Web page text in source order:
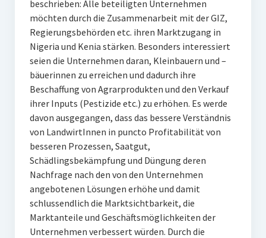
beschrieben: Alle beteiligten Unternehmen
möchten durch die Zusammenarbeit mit der GIZ,
Regierungsbehörden etc. ihren Marktzugang in
Nigeria und Kenia stärken. Besonders interessiert
seien die Unternehmen daran, Kleinbauern und –
bäuerinnen zu erreichen und dadurch ihre
Beschaffung von Agrarprodukten und den Verkauf
ihrer Inputs (Pestizide etc.) zu erhöhen. Es werde
davon ausgegangen, dass das bessere Verständnis
von LandwirtInnen in puncto Profitabilität von
besseren Prozessen, Saatgut,
Schädlingsbekämpfung und Düngung deren
Nachfrage nach den von den Unternehmen
angebotenen Lösungen erhöhe und damit
schlussendlich die Marktsichtbarkeit, die
Marktanteile und Geschäftsmöglichkeiten der
Unternehmen verbessert würden. Durch die